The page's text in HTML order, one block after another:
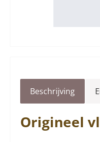
Beschrijving
Origineel